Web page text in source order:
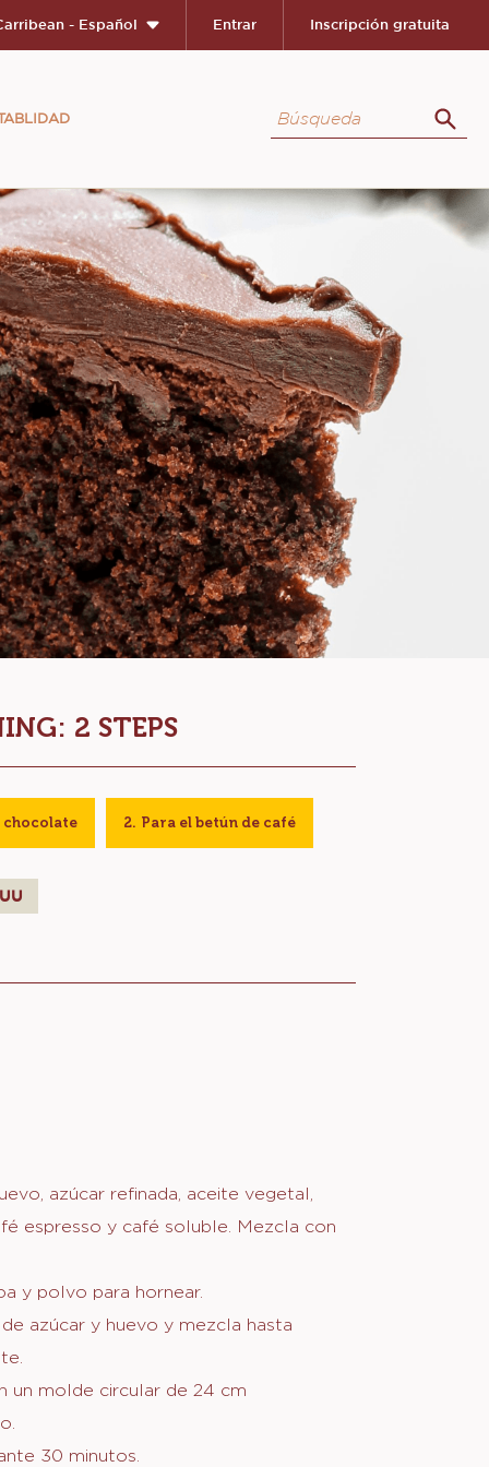
- Español Entrar Inscripción gratuita
Búsqueda
2 STEPS
chocolate Para el betún de café
azúcar refinada, aceite vegetal,
espresso y café soluble. Mezcla con
y polvo para hornear.
azúcar y huevo y mezcla hasta
un molde circular de 24 cm
30 minutos.